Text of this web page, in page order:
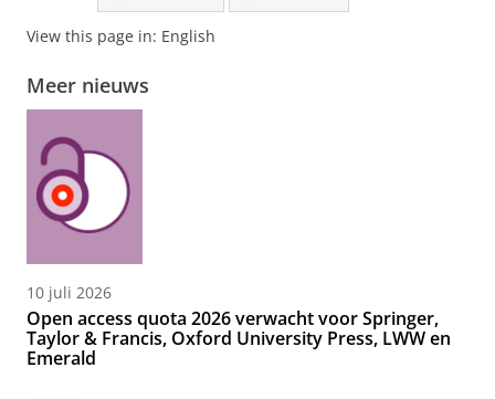
View this page in: English
Meer nieuws
10 juli 2026
Open access quota 2026 verwacht voor Springer,
Taylor & Francis, Oxford University Press, LWW en
Emerald